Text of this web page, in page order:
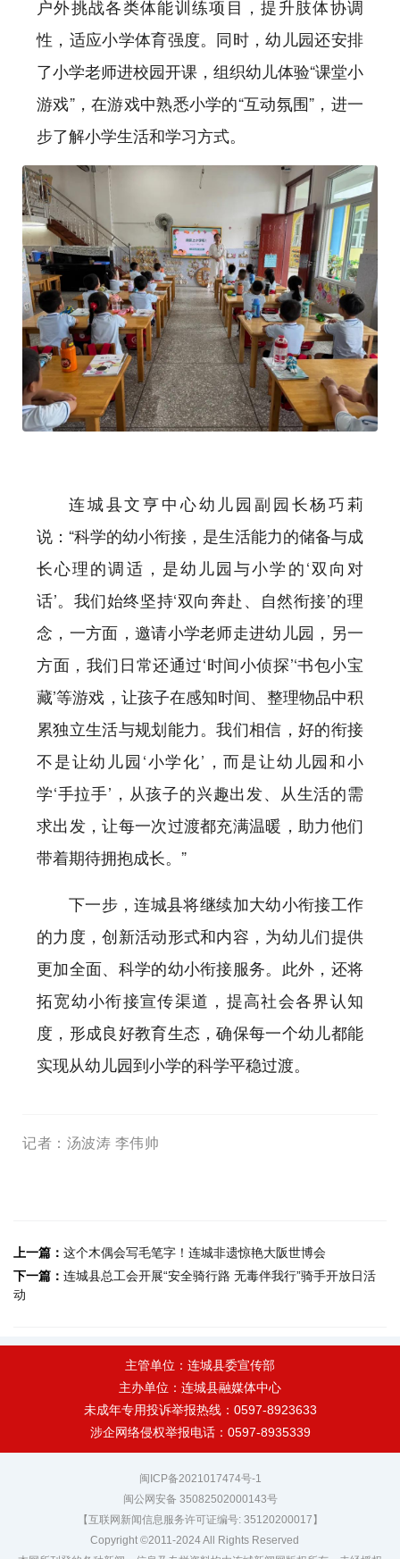
户外挑战各类体能训练项目，提升肢体协调
性，适应小学体育强度。同时，幼儿园还安排
了小学老师进校园开课，组织幼儿体验“课堂小
游戏”，在游戏中熟悉小学的“互动氛围”，进一
步了解小学生活和学习方式。
连城县文亨中心幼儿园副园长杨巧莉
说：“科学的幼小衔接，是生活能力的储备与成
长心理的调适，是幼儿园与小学的‘双向对
话’。我们始终坚持‘双向奔赴、自然衔接’的理
念，一方面，邀请小学老师走进幼儿园，另一
方面，我们日常还通过‘时间小侦探’‘书包小宝
藏’等游戏，让孩子在感知时间、整理物品中积
累独立生活与规划能力。我们相信，好的衔接
不是让幼儿园‘小学化’，而是让幼儿园和小
学‘手拉手’，从孩子的兴趣出发、从生活的需
求出发，让每一次过渡都充满温暖，助力他们
带着期待拥抱成长。”
下一步，连城县将继续加大幼小衔接工作
的力度，创新活动形式和内容，为幼儿们提供
更加全面、科学的幼小衔接服务。此外，还将
拓宽幼小衔接宣传渠道，提高社会各界认知
度，形成良好教育生态，确保每一个幼儿都能
实现从幼儿园到小学的科学平稳过渡。
记者：汤波涛 李伟帅
上一篇： 这个木偶会写毛笔字！连城非遗惊艳大阪世博会
下一篇： 连城县总工会开展“安全骑行路 无毒伴我行”骑手开放日活
动
主管单位：连城县委宣传部
主办单位：连城县融媒体中心
未成年专用投诉举报热线：0597-8923633
涉企网络侵权举报电话：0597-8935339
闽ICP备2021017474号-1
闽公网安备 35082502000143号
【互联网新闻信息服务许可证编号: 35120200017】
Copyright ©2011-2024 All Rights Reserved